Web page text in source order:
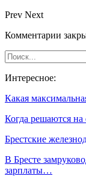
Prev Next
Комментарии
Интересное:
Какая
Когда решаются на
Брестские
В Бресте
зарплаты…